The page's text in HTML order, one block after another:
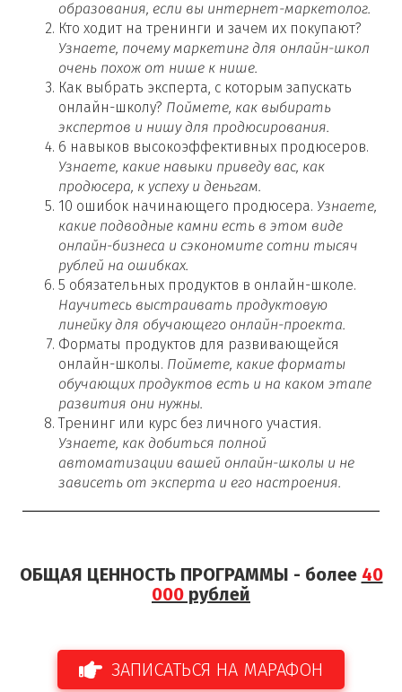
образования, если вы интернет-маркетолог.
Кто ходит на тренинги и зачем их покупают?
Узнаете, почему маркетинг для онлайн-школ
очень похож от нише к нише.
Как выбрать эксперта, с которым запускать
онлайн-школу? Поймете, как выбирать
экспертов и нишу для продюсирования.
6 навыков высокоэффективных продюсеров.
Узнаете, какие навыки приведу вас, как
продюсера, к успеху и деньгам.
10 ошибок начинающего продюсера. Узнаете,
какие подводные камни есть в этом виде
онлайн-бизнеса и сэкономите сотни тысяч
рублей на ошибках.
5 обязательных продуктов в онлайн-школе.
Научитесь выстраивать продуктовую
линейку для обучающего онлайн-проекта.
Форматы продуктов для развивающейся
онлайн-школы. Поймете, какие форматы
обучающих продуктов есть и на каком этапе
развития они нужны.
Тренинг или курс без личного участия.
Узнаете, как добиться полной
автоматизации вашей онлайн-школы и не
зависеть от эксперта и его настроения.
ОБЩАЯ ЦЕННОСТЬ ПРОГРАММЫ - более 40
000 рублей
ЗАПИСАТЬСЯ НА МАРАФОН